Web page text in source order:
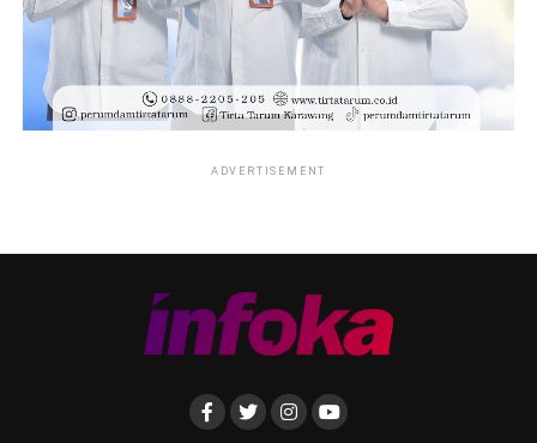
ADVERTISEMENT